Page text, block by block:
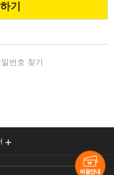
기
번호 찾기